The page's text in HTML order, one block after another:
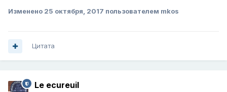
Изменено 25 октября, 2017 пользователем mkos
Цитата
Le ecureuil